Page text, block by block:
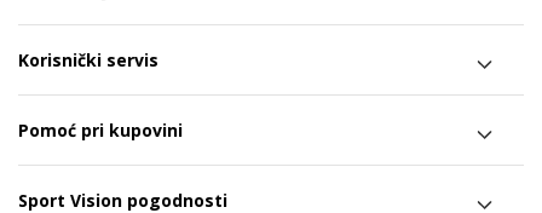
Korisnički servis
Pomoć pri kupovini
Sport Vision pogodnosti